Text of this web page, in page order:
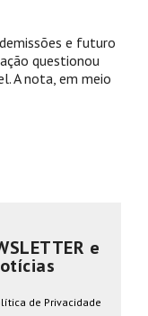
e futuro
questionou
A nota, em meio
e
de Privacidade